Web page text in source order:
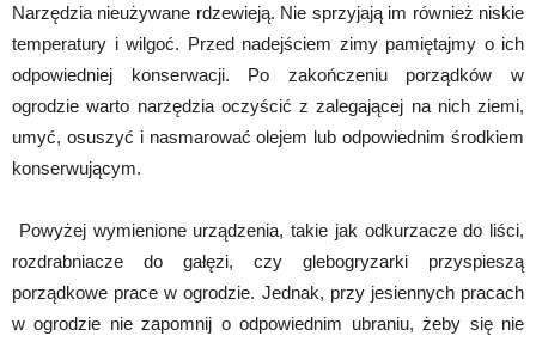
Narzędzia nieużywane rdzewieją. Nie sprzyjają im również niskie
temperatury i wilgoć. Przed nadejściem zimy pamiętajmy o ich
odpowiedniej konserwacji. Po zakończeniu porządków w
ogrodzie warto narzędzia oczyścić z zalegającej na nich ziemi,
umyć, osuszyć i nasmarować olejem lub odpowiednim środkiem
konserwującym.
Powyżej wymienione urządzenia, takie jak odkurzacze do liści,
rozdrabniacze do gałęzi, czy glebogryzarki przyspieszą
porządkowe prace w ogrodzie. Jednak, przy jesiennych pracach
w ogrodzie nie zapomnij o odpowiednim ubraniu, żeby się nie